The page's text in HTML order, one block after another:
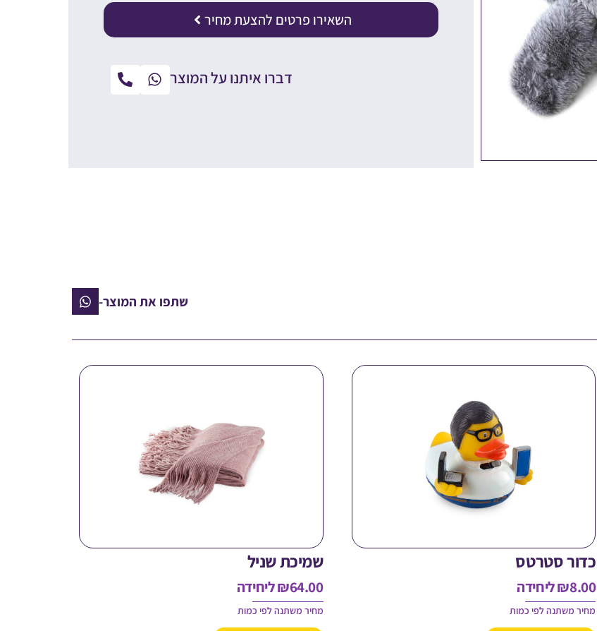
השאירו פרטים להצעת מחיר
דברו איתנו על המוצר
שתפו את המוצר-
כדור סטרטס
₪8.00 ליחידה
מחיר משתנה לפי כמות
שמיכת שניל
₪64.00 ליחידה
מחיר משתנה לפי כמות